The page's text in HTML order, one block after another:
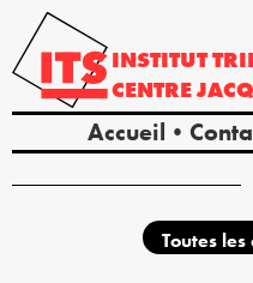
INSTITUT
CENTRE
Accueil